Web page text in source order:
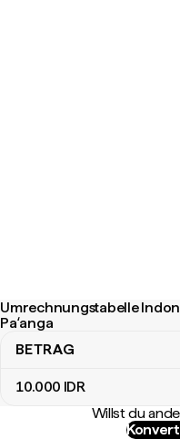
Umrechnungstabelle
Paʻanga
Umrechnungstabelle
BETRAG
10.000 IDR
Willst du